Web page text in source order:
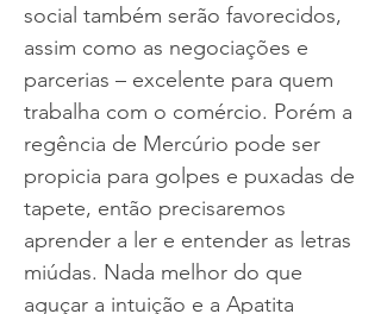
social também serão favorecidos,
assim como as negociações e
parcerias – excelente para quem
trabalha com o comércio. Porém a
regência de Mercúrio pode ser
propicia para golpes e puxadas de
tapete, então precisaremos
aprender a ler e entender as letras
miúdas. Nada melhor do que
aguçar a intuição e a Apatita